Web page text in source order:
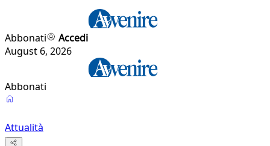
Abbonati
Accedi
August 6, 2026
Abbonati
Attualità